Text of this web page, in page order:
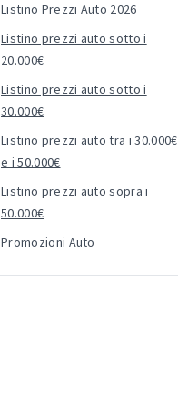
Listino Prezzi Auto 2026
Listino prezzi auto sotto i
20.000€
Listino prezzi auto sotto i
30.000€
Listino prezzi auto tra i 30.000€
e i 50.000€
Listino prezzi auto sopra i
50.000€
Promozioni Auto